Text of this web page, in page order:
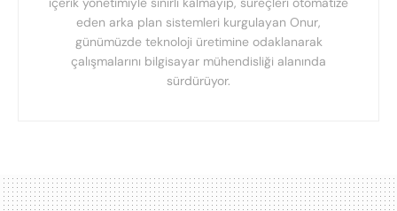
eden arka plan sistemleri kurgulayan Onur,
günümüzde teknoloji üretimine odaklanarak
çalışmalarını bilgisayar mühendisliği alanında
sürdürüyor.